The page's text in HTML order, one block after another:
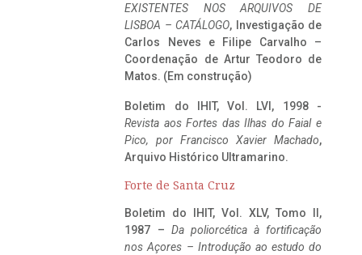
EXISTENTES NOS ARQUIVOS DE
LISBOA – CATÁLOGO, Investigação de
Carlos Neves e Filipe Carvalho –
Coordenação de Artur Teodoro de
Matos. (Em construção)
Boletim do IHIT, Vol. LVI, 1998 -
Revista aos Fortes das Ilhas do Faial e
Pico, por Francisco Xavier Machado,
Arquivo Histórico Ultramarino.
Forte de Santa Cruz
Boletim do IHIT, Vol. XLV, Tomo II,
1987 – Da poliorcética à fortificação
nos Açores – Introdução ao estudo do